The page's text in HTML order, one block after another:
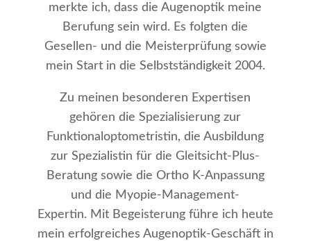
merkte ich, dass die Augenoptik meine
Berufung sein wird. Es folgten die
Gesellen- und die Meisterprüfung sowie
mein Start in die Selbstständigkeit 2004.
Zu meinen besonderen Expertisen
gehören die Spezialisierung zur
Funktionaloptometristin, die Ausbildung
zur Spezialistin für die Gleitsicht-Plus-
Beratung sowie die Ortho K-Anpassung
und die Myopie-Management-
Expertin. Mit Begeisterung führe ich heute
mein erfolgreiches Augenoptik-Geschäft in